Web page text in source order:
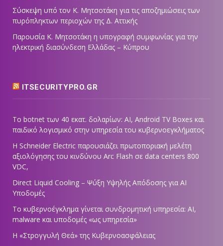
Σύσκεψη υπό τον Κ. Μητσοτάκη για τις αποζημιώσεις των
πυρόπληκτων περιοχών της Δ. Αττικής
Παρουσία Κ. Μητσοτάκη η υπογραφή συμφωνίας για την
ηλεκτρική διασύνδεση Ελλάδας – Κύπρου
ITSECURITYPRO.GR
Το botnet των 40 εκατ. δολαρίων: AI, Android TV Boxes και
παιδικό λογισμικό στην υπηρεσία του κυβερνοεγκλήματος
Η Schneider Electric παρουσιάζει πρωτοποριακή μελέτη
αξιολόγησης του κινδύνου Arc Flash σε data centers 800
VDC,
Direct Liquid Cooling – Ψύξη Υψηλής Απόδοσης για AI
Υποδομές
Το κυβερνοέγκλημα γίνεται συνδρομητική υπηρεσία: AI,
malware και υποδομές «ως υπηρεσία»
Η «Στρογγυλή Θεά» της Κυβερνοασφάλειας